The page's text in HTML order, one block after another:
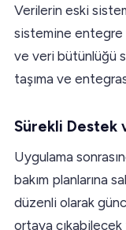
Verilerin eski
sistemine entegre
ve veri bütünlüğü
taşıma ve
Sürekli Destek
Uygulama
bakım planlarına
düzenli olarak
ortaya çıkabilecek